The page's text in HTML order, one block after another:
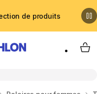
de produits
My